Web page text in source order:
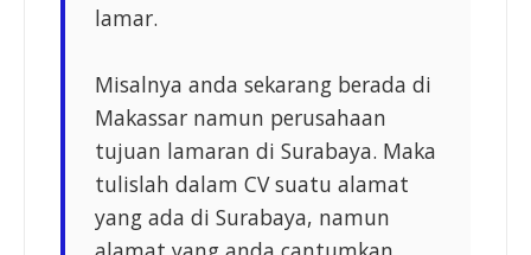
lamar.
Misalnya anda sekarang berada di
Makassar namun perusahaan
tujuan lamaran di Surabaya. Maka
tulislah dalam CV suatu alamat
yang ada di Surabaya, namun